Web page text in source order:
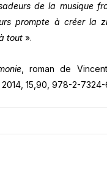
de la musique
prompte à créer la
tout ».
, roman de
2014, 15,90, 978-2-